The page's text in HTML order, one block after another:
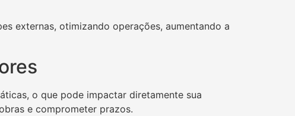
externas, otimizando operações, aumentando a
o que pode impactar diretamente sua
e comprometer prazos.